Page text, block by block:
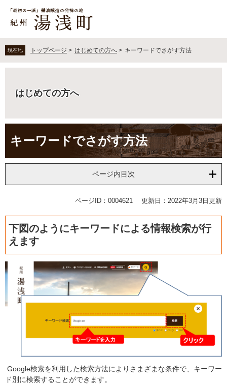
の
先
で
ー
を
ば
へ
現在地 トップページ > はじめての方へ > キーワードでさがす方法
はじめての方へ
文キーワードでさがす方法
ページ内目次
ページID：0004621 更新日：2022年3月3日更新
下図のようにキーワードによる情報検索が行
えます
Google検索を利用した検索方法によりさまざまな条件で、キーワー
ド別に検索することができます。